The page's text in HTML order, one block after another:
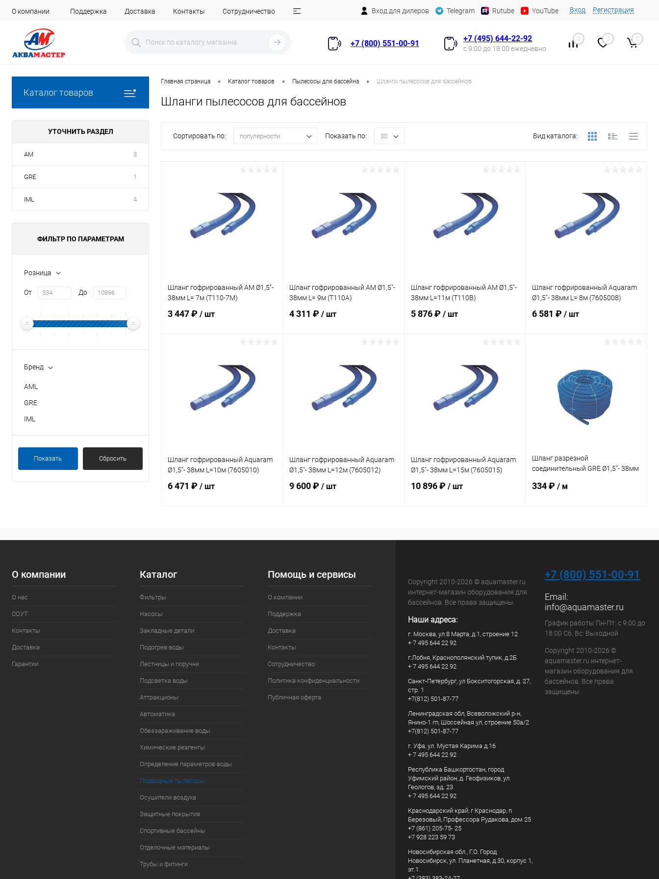
О компании Поддержка Доставка Контакты Сотрудничество Вход для дилеров Telegram Rutube YouTube Вход Регистрация
+7 (800) 551-00-91
+7 (495) 644-22-92
с 9:00 до 18:00 ежедневно
0 0 0
Каталог товаров
УТОЧНИТЬ РАЗДЕЛ
AM 3
GRE 1
IML 4
ФИЛЬТР ПО ПАРАМЕТРАМ
Розница
От До
Бренд
AML
GRE
IML
Показать Сбросить
Главная страница • Каталог товаров • Пылесосы для бассейна • Шланги пылесосов для бассейнов
Шланги пылесосов для бассейнов
Сортировать по: популярности Показать по: 30 Вид каталога:
Шланг гофрированный AM Ø1,5"-
38мм L= 7м (T110-7M)
3 447 ₽ / шт
К сравнению В наличии
Шланг гофрированный AM Ø1,5"-
38мм L= 9м (T110A)
4 311 ₽ / шт
К сравнению В наличии
Шланг гофрированный AM Ø1,5"-
38мм L=11м (T110B)
5 876 ₽ / шт
К сравнению В наличии
Шланг гофрированный Aquaram
Ø1,5"- 38мм L= 8м (7605008)
6 581 ₽/ шт
В избранное
К сравнению В наличии
Шланг гофрированный Aquaram
Ø1,5"- 38мм L=10м (7605010)
6 471 ₽ / шт
Шланг гофрированный Aquaram
Ø1,5"- 38мм L=12м (7605012)
9 600 ₽ / шт
Шланг гофрированный Aquaram
Ø1,5"- 38мм L=15м (7605015)
10 896 ₽ / шт
Шланг разрезной
соединительный GRE Ø1,5"- 38мм
334 ₽/ м
К сравнению В наличии
О компании
О нас
СОУТ
Контакты
Доставка
Гарантии
Каталог
Фильтры
Насосы
Закладные детали
Подогрев воды
Лестницы и поручни
Подсветка воды
Аттракционы
Автоматика
Обеззараживание воды
Химические реагенты
Определение параметров воды
Подводные пылесосы
Осушители воздуха
Защитные покрытия
Спортивные бассейны
Отделочные материалы
Трубы и фитинги
Помощь и сервисы
О компании
Поддержка
Доставка
Контакты
Сотрудничество
Политика конфиденциальности
Публичная оферта
Copyright 2010-2026 © aquamaster.ru
интернет-магазин оборудования для
бассейнов. Все права защищены.
Наши адреса:
г. Москва, ул.8 Марта, д.1, строение 12
+ 7 495 644 22 92
г.Лобня, Краснополянский тупик, д.2Б
+ 7 495 644 22 92
Санкт-Петербург, ул Бокситогорская, д. 27,
стр. 1
+7(812) 501-87-77
Ленинградская обл, Всеволожский р-н,
Янино-1 гп, Шоссейная ул, строение 50а/2
+7(812) 501-87-77
г. Уфа, ул. Мустая Карима д.16
+ 7 495 644 22 92
Республика Башкортостан, город
Уфимский район, д. Геофизиков, ул.
Геологов, зд. 23
+ 7 495 644 22 92
Краснодарский край, г Краснодар, п
Березовый, Профессора Рудакова, дом 25
+7 (861) 205-75- 25
+7 928 223 59 73
Новосибирская обл., Г.О. Город
Новосибирск, ул. Планетная, д.30, корпус 1,
эт.1.
+7 (800) 551-00-91
Email:
info@aquamaster.ru
График работы Пн-Пт: с 9:00 до
18:00 Сб, Вс: Выходной
Copyright 2010-2026 ©
aquamaster.ru интернет-
магазин оборудования для
бассейнов. Все права
защищены.